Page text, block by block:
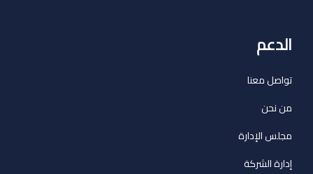
الدعم
تواصل معنا
من نحن
مجلس الإدارة
إدارة الشركة